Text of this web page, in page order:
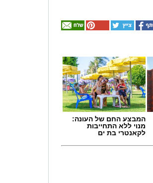
המבצע החם של העונה:
מנוי ללא התחייבות
לקאנטרי בת ים